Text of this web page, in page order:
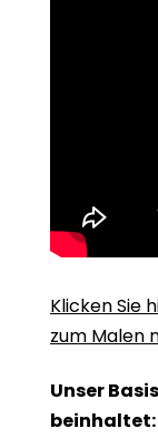
Klicken Sie
zum Malen
Unser
beinhaltet: